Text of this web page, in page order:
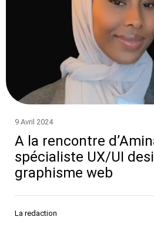
9 Avril 2024
A la rencontre
spécialiste UX/UI
graphisme web
La redaction